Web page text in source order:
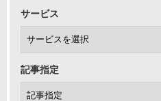
サービス
記事指定